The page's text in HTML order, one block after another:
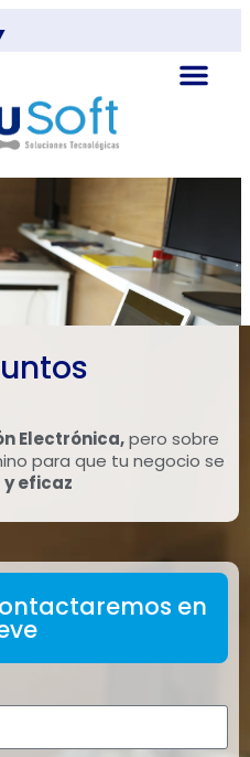
Electrónica,pero sobre
para que tu negocio se
eficaz
en